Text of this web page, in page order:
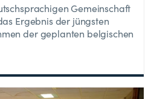
Gemeinschaft
Ergebnis der jüngsten
der geplanten belgischen